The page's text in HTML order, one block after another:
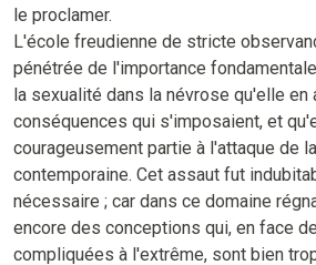
le proclamer.
L'école freudienne de stricte
pénétrée de l'importance
la sexualité dans la névrose qu'elle en
conséquences qui s'imposaient, et
courageusement partie à l'attaque de
contemporaine. Cet assaut fut
nécessaire ; car dans ce domaine
encore des conceptions qui, en face
compliquées à l'extrême, sont bien